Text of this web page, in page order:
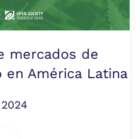
mercados de
América Latina